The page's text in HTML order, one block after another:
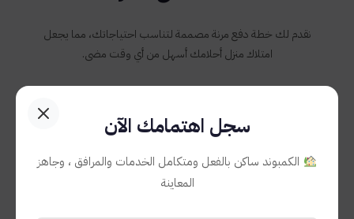
نقدم لك خطة دفع مرنة مصممة لتناسب احتياجاتك، مما يجعل
امتلاك منزل أحلامك أسهل من أي وقت مضى.
10%
سجل اهتمامك الآن
الكمبوند ساكن بالفعل ومتكامل الخدمات والمرافق ، وجاهز
المعاينة